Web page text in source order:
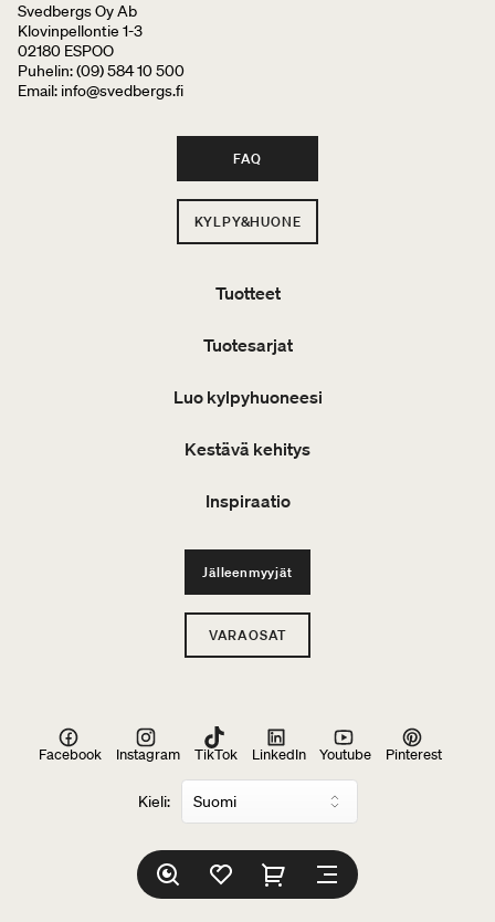
Svedbergs Oy Ab
Klovinpellontie 1-3
02180 ESPOO
Puhelin: (09) 584 10 500
Email: info@svedbergs.fi
FAQ
KYLPY&HUONE
Tuotteet
Tuotesarjat
Luo kylpyhuoneesi
Kestävä kehitys
Inspiraatio
Jälleenmyyjät
VARAOSAT
Kieli:
Facebook Instagram TikTok LinkedIn Youtube Pinterest